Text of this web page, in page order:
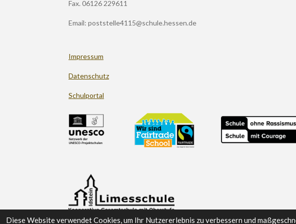
Diese Website verwendet Cookies, um Ihr Nutzererlebnis zu verbessern und
m
Fax. 06126 229611
Email: poststelle4115@schule.hessen.de
Impressum
Datenschutz
Schulportal